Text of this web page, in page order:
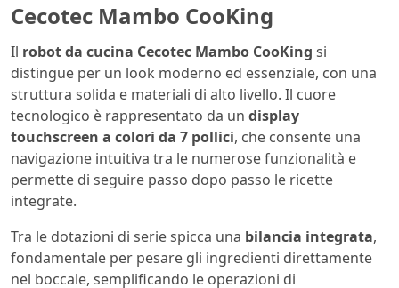
Cecotec Mambo CooKing
Il robot da cucina Cecotec Mambo CooKing si
distingue per un look moderno ed essenziale, con una
struttura solida e materiali di alto livello. Il cuore
tecnologico è rappresentato da un display
touchscreen a colori da 7 pollici, che consente una
navigazione intuitiva tra le numerose funzionalità e
permette di seguire passo dopo passo le ricette
integrate.
Tra le dotazioni di serie spicca una bilancia integrata,
fondamentale per pesare gli ingredienti direttamente
nel boccale, semplificando le operazioni di